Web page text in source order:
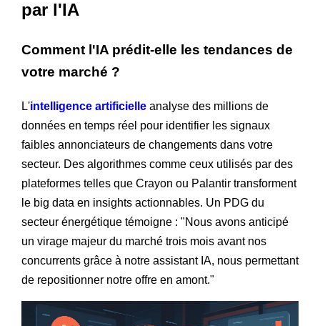
par l'IA
Comment l'IA prédit-elle les tendances de
votre marché ?
L'intelligence artificielle analyse des millions de
données en temps réel pour identifier les signaux
faibles annonciateurs de changements dans votre
secteur. Des algorithmes comme ceux utilisés par des
plateformes telles que Crayon ou Palantir transforment
le big data en insights actionnables. Un PDG du
secteur énergétique témoigne : "Nous avons anticipé
un virage majeur du marché trois mois avant nos
concurrents grâce à notre assistant IA, nous permettant
de repositionner notre offre en amont."